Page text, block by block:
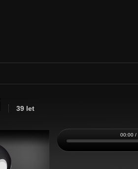
39 let
00:00 /